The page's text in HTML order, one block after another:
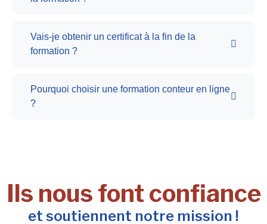
Vais-je obtenir un certificat à la fin de la
formation ?
Pourquoi choisir une formation conteur en ligne
?
Ils nous font confiance
et soutiennent notre mission !